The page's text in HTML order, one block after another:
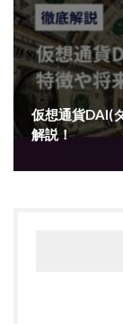
仮想通貨DAI(
解説！